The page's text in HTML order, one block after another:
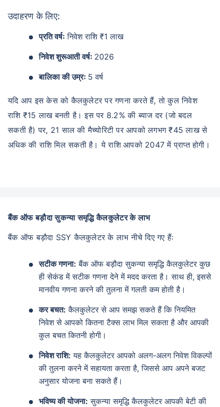
उदाहरण के लिए:
प्रति वर्षः निवेश राशि ₹1 लाख
निवेश शुरूआती वर्षः 2026
बालिका की उम्रः 5 वर्ष
यदि आप इस केस को कैलकुलेटर पर गणना करते हैं, तो कुल निवेश
राशि ₹15 लाख बनती है। इस पर 8.2% की ब्याज दर (जो बदल
सकती है) पर, 21 साल की मैच्योरिटी पर आपको लगभग ₹45 लाख से
अधिक की राशि मिल सकती है। ये राशि आपको 2047 में प्राप्त होगी।
बैंक ऑफ बड़ौदा सुकन्या समृद्धि कैलकुलेटर के लाभ
बैंक ऑफ बड़ौदा SSY कैलकुलेटर के लाभ नीचे दिए गए हैंः
सटीक गणना: बैंक ऑफ बड़ौदा सुकन्या समृद्धि कैलकुलेटर कुछ
ही सेकंड में सटीक गणना देने में मदद करता है। साथ ही, इससे
मानवीय गणना करने की तुलना में गलती कम होती है।
कर बचत: कैलकुलेटर से आप समझ सकते हैं कि नियमित
निवेश से आपको कितना टैक्स लाभ मिल सकता है और आपकी
कुल बचत कितनी होगी।
निवेश राशि: यह कैलकुलेटर आपको अलग-अलग निवेश विकल्पों
की तुलना करने में सहायता करता है, जिससे आप अपने बजट
अनुसार योजना बना सकते हैं।
भविष्य की योजना: सुकन्या समृद्धि कैलकुलेटर आपकी बेटी की